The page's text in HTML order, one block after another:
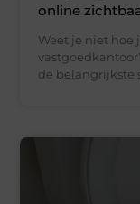
online
Weet je niet hoe
de belangrijkste